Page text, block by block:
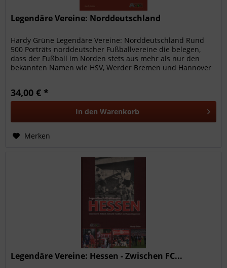
Legendäre Vereine: Norddeutschland
Hardy Grüne Legendäre Vereine: Norddeutschland Rund
500 Porträts norddeutscher Fußballvereine die belegen,
dass der Fußball im Norden stets aus mehr als nur den
bekannten Namen wie HSV, Werder Bremen und Hannover
34,00 € *
In den Warenkorb
Merken
Legendäre Vereine: Hessen - Zwischen FC...